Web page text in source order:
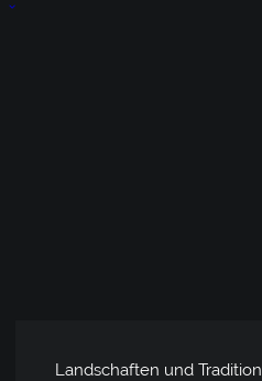
Landschaften und Tradition